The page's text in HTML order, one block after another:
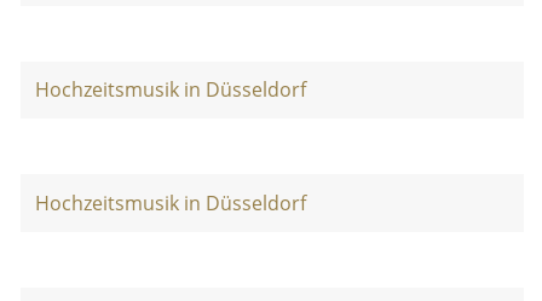
Hochzeitsmusik in Düsseldorf
Hochzeitsmusik in Düsseldorf